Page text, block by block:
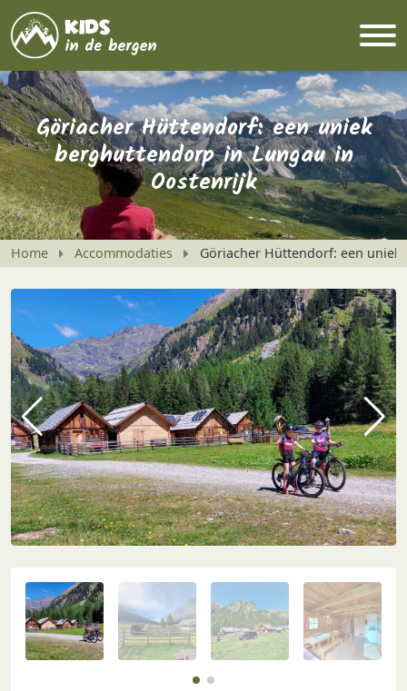
Göriacher Hüttendorf: een uniek
berghuttendorp in Lungau in
Oostenrijk
Home Accommodaties Göriacher Hüttendorf: een